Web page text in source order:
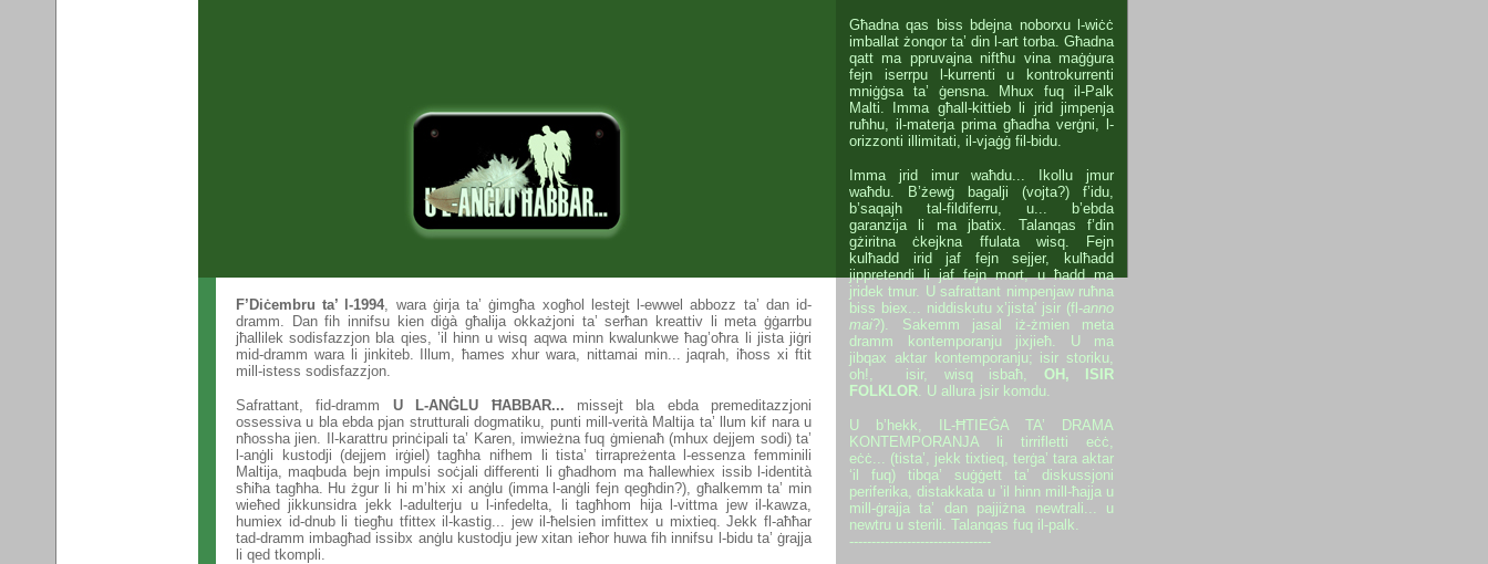
Għadna qas biss bdejna noborxu l-wiċċ
imballat żonqor ta’ din l-art torba. Għadna
qatt ma ppruvajna niftħu vina maġġura
fejn iserrpu l-kurrenti u kontrokurrenti
mniġġsa ta’ ġensna. Mhux fuq il-Palk
Malti. Imma għall-kittieb li jrid jimpenja
ruħhu, il-materja prima għadha verġni, l-
orizzonti illimitati, il-vjaġġ fil-bidu.
Imma jrid imur waħdu... Ikollu jmur
waħdu. B’żewġ bagalji (vojta?) f’idu,
b’saqajh tal-fildiferru, u... b’ebda
garanzija li ma jbatix. Talanqas f’din
gżiritna ċkejkna ffulata wisq. Fejn
kulħadd irid jaf fejn sejjer, kulħadd
jippretendi li jaf fejn mort, u ħadd ma
jridek tmur. U safrattant nimpenjaw ruħna
biss biex... niddiskutu x’jista' jsir (fl-anno
mai?). Sakemm jasal iż-żmien meta
dramm kontemporanju jixjieħ. U ma
jibqax aktar kontemporanju; isir storiku,
oh!, isir, wisq isbaħ, OH, ISIR
FOLKLOR. U allura jsir komdu.
U b’hekk, IL-ĦTIEĠA TA’ DRAMA
KONTEMPORANJA li tirrifletti eċċ,
eċċ... (tista’, jekk tixtieq, terġa’ tara aktar
‘il fuq) tibqa’ suġġett ta’ diskussjoni
periferika, distakkata u ’il hinn mill-ħajja u
mill-ġrajja ta’ dan pajjiżna newtrali... u
newtru u sterili. Talanqas fuq il-palk.
--------------------------------
F’Diċembru ta’ l-1994, wara ġirja ta’ ġimgħa xogħol lestejt l-ewwel abbozz ta’ dan id-
dramm. Dan fih innifsu kien diġà għalija okkażjoni ta’ serħan kreattiv li meta ġġarrbu
jħallilek sodisfazzjon bla qies, ’il hinn u wisq aqwa minn kwalunkwe ħag’oħra li jista jiġri
mid-dramm wara li jinkiteb. Illum, ħames xhur wara, nittamai min... jaqrah, iħoss xi ftit
mill-istess sodisfazzjon.
Safrattant, fid-dramm U L-ANĠLU ĦABBAR... missejt bla ebda premeditazzjoni
ossessiva u bla ebda pjan strutturali dogmatiku, punti mill-verità Maltija ta’ llum kif nara u
nħossha jien. Il-karattru prinċipali ta’ Karen, imwieżna fuq ġmienaħ (mhux dejjem sodi) ta’
l-anġli kustodji (dejjem irġiel) tagħha nifhem li tista’ tirrapreżenta l-essenza femminili
Maltija, maqbuda bejn impulsi soċjali differenti li għadhom ma ħallewhiex issib l-identità
sħiħa tagħha. Hu żgur li hi m’hix xi anġlu (imma l-anġli fejn qegħdin?), għalkemm ta’ min
wieħed jikkunsidra jekk l-adulterju u l-infedelta, li tagħhom hija l-vittma jew il-kawza,
humiex id-dnub li tiegħu tfittex il-kastig... jew il-ħelsien imfittex u mixtieq. Jekk fl-aħħar
tad-dramm imbagħad issibx anġlu kustodju jew xitan ieħor huwa fih innifsu l-bidu ta’ ġrajja
li qed tkompli.